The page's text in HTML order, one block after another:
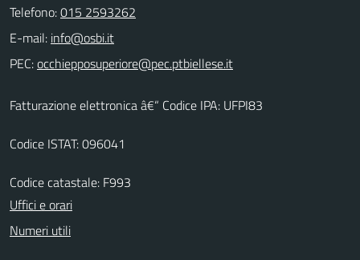
Telefono:015 2593262
E-mail:
PEC:
Fatturazione elettronica â€“ Codice IPA: UFPI83
Codice ISTAT: 096041
Codice catastale: F993
Uffici e orari
Numeri utili